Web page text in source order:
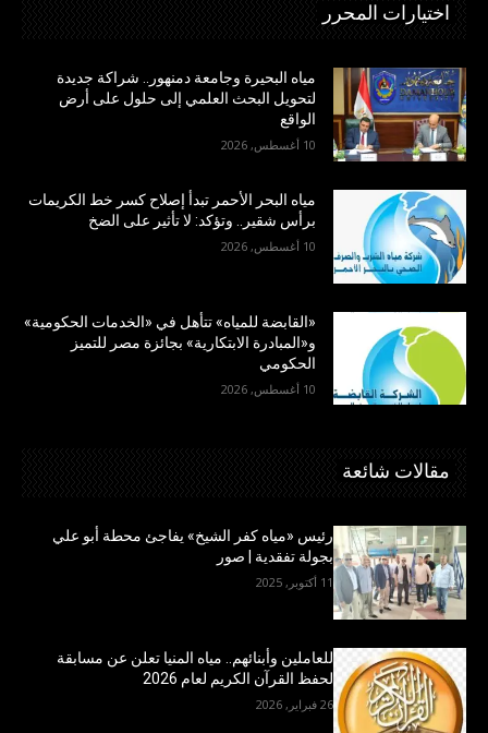
اختيارات المحرر
مياه البحيرة وجامعة دمنهور.. شراكة جديدة
لتحويل البحث العلمي إلى حلول على أرض
الواقع
10 أغسطس, 2026
مياه البحر الأحمر تبدأ إصلاح كسر خط الكريمات
برأس شقير.. وتؤكد: لا تأثير على الضخ
10 أغسطس, 2026
«القابضة للمياه» تتأهل في «الخدمات الحكومية»
و«المبادرة الابتكارية» بجائزة مصر للتميز
الحكومي
10 أغسطس, 2026
مقالات شائعة
رئيس «مياه كفر الشيخ» يفاجئ محطة أبو علي
بجولة تفقدية | صور
11 أكتوبر, 2025
للعاملين وأبنائهم.. مياه المنيا تعلن عن مسابقة
لحفظ القرآن الكريم لعام 2026
26 فبراير, 2026